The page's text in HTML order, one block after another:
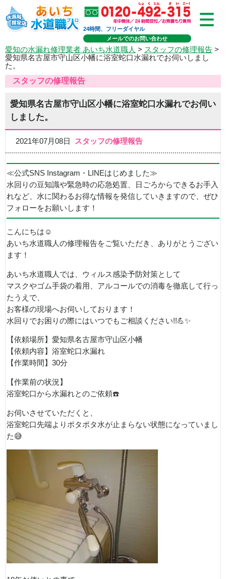
24時間、フリーダイヤル
メールでのお問い合わせ
愛知の水漏れ修理業者 あいち水道職人 > スタッフの修理報告 >
愛知県名古屋市守山区小幡に浴室蛇口水漏れでお伺いしまし
た。
スタッフの修理報告
愛知県名古屋市守山区小幡に浴室蛇口水漏れでお伺い
しました。
2021年07月08日 スタッフの修理報告
≪公式SNS Instagram・LINEはじめました≫
水回りの豆知識や緊急時の応急処置、日ごろからできるお手入
れなど、水に関わるお得な情報を発信していきますので、ぜひ
フォローをお願いします！
こんにちは☺️
あいち水道職人の修理報告をご覧いただき、ありがとうござい
ます！
あいち水道職人では、ウィルス感染予防対策として
マスクやゴム手袋の着用、アルコールでの消毒を徹底して行っ
たうえで、
お客様の現場へお伺いしております！
水回りでお困りの際にはいつでもご相談ください!!💪✨
【依頼場所】愛知県名古屋市守山区小幡
【依頼内容】浴室蛇口水漏れ
【作業時間】30分
【作業前の状況】
浴室蛇口から水漏れとのご依頼☎️
お伺いさせていただくと、
浴室蛇口先端よりポタポタ水が止まらない状態になっていまし
た😅